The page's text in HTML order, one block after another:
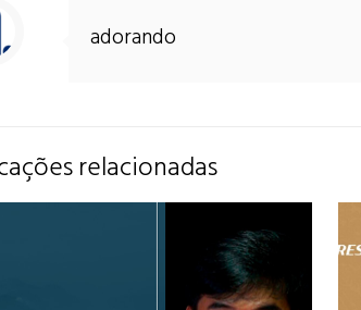
adorando
relacionadas